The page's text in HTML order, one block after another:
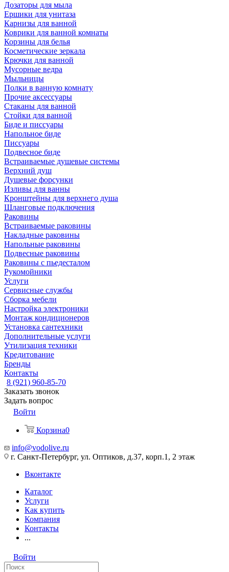
Дозаторы для мыла
Ершики для унитаза
Карнизы для ванной
Коврики для ванной комнаты
Корзины для белья
Косметические зеркала
Крючки для ванной
Мусорные ведра
Мыльницы
Полки в ванную комнату
Прочие аксессуары
Стаканы для ванной
Стойки для ванной
Биде и писсуары
Напольное биде
Писсуары
Подвесное биде
Встраиваемые душевые системы
Верхний душ
Душевые форсунки
Изливы для ванны
Кронштейны для верхнего душа
Шланговые подключения
Раковины
Встраиваемые раковины
Накладные раковины
Напольные раковины
Подвесные раковины
Раковины с пьедесталом
Рукомойники
Услуги
Сервисные службы
Сборка мебели
Настройка электроники
Монтаж кондиционеров
Установка сантехники
Дополнительные услуги
Утилизация техники
Кредитование
Бренды
Контакты
8 (921) 960-85-70
Заказать звонок
Задать вопрос
Войти
Корзина0
info@vodolive.ru
г. Санкт-Петербург, ул. Оптиков, д.37, корп.1, 2 этаж
Вконтакте
Каталог
Услуги
Как купить
Компания
Контакты
...
Войти